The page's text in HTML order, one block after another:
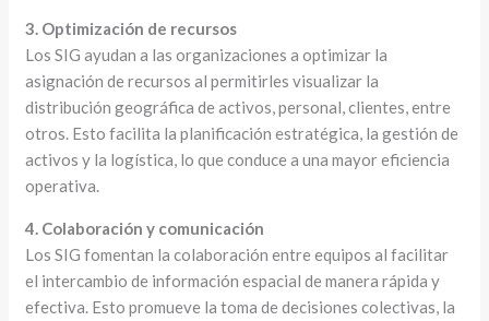
3. Optimización de recursos
Los SIG ayudan a las organizaciones a optimizar la
asignación de recursos al permitirles visualizar la
distribución geográfica de activos, personal, clientes, entre
otros. Esto facilita la planificación estratégica, la gestión de
activos y la logística, lo que conduce a una mayor eficiencia
operativa.
4. Colaboración y comunicación
Los SIG fomentan la colaboración entre equipos al facilitar
el intercambio de información espacial de manera rápida y
efectiva. Esto promueve la toma de decisiones colectivas, la